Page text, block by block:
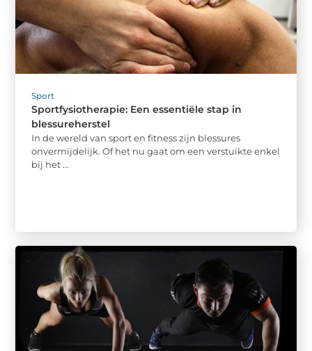
Sport
Sportfysiotherapie: Een essentiële stap in
blessureherstel
In de wereld van sport en fitness zijn blessures
onvermijdelijk. Of het nu gaat om een verstuikte enkel
bij het ...